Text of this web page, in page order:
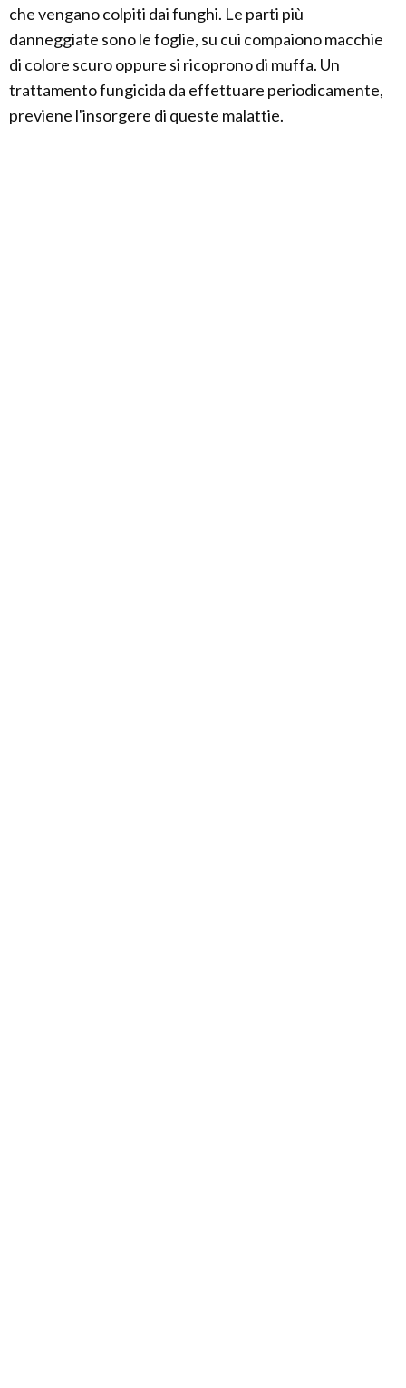
che vengano colpiti dai funghi. Le parti più
danneggiate sono le foglie, su cui compaiono macchie
di colore scuro oppure si ricoprono di muffa. Un
trattamento fungicida da effettuare periodicamente,
previene l'insorgere di queste malattie.